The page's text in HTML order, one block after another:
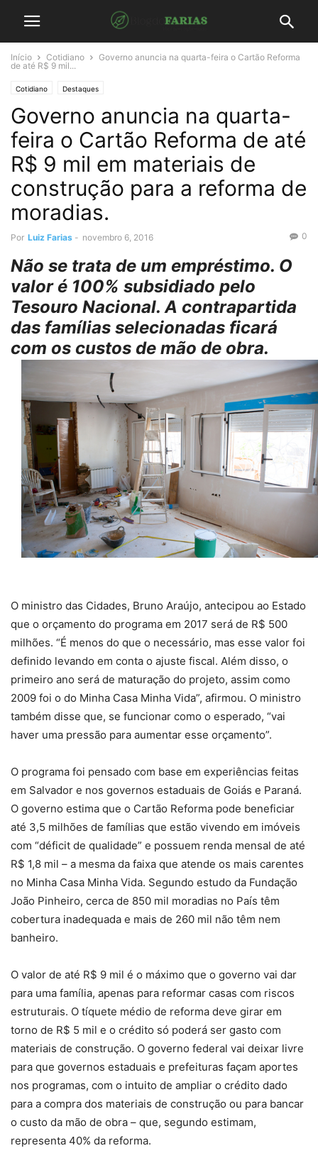
Início Cotidiano
Governo anuncia na quarta-feira o Cartão Reforma
de até R$ 9 mil...
Cotidiano Destaques
Governo anuncia na quarta-
feira o Cartão Reforma de até
R$ 9 mil em materiais de
construção para a reforma de
moradias.
Por Luiz Farias - novembro 6, 2016 0
Não se trata de um empréstimo. O
valor é 100% subsidiado pelo
Tesouro Nacional. A contrapartida
das famílias selecionadas ficará
com os custos de mão de obra.
O ministro das Cidades, Bruno Araújo, antecipou ao Estado
que o orçamento do programa em 2017 será de R$ 500
milhões. “É menos do que o necessário, mas esse valor foi
definido levando em conta o ajuste fiscal. Além disso, o
primeiro ano será de maturação do projeto, assim como
2009 foi o do Minha Casa Minha Vida”, afirmou. O ministro
também disse que, se funcionar como o esperado, “vai
haver uma pressão para aumentar esse orçamento”.
O programa foi pensado com base em experiências feitas
em Salvador e nos governos estaduais de Goiás e Paraná.
O governo estima que o Cartão Reforma pode beneficiar
até 3,5 milhões de famílias que estão vivendo em imóveis
com “déficit de qualidade” e possuem renda mensal de até
R$ 1,8 mil – a mesma da faixa que atende os mais carentes
no Minha Casa Minha Vida. Segundo estudo da Fundação
João Pinheiro, cerca de 850 mil moradias no País têm
cobertura inadequada e mais de 260 mil não têm nem
banheiro.
O valor de até R$ 9 mil é o máximo que o governo vai dar
para uma família, apenas para reformar casas com riscos
estruturais. O tíquete médio de reforma deve girar em
torno de R$ 5 mil e o crédito só poderá ser gasto com
materiais de construção. O governo federal vai deixar livre
para que governos estaduais e prefeituras façam aportes
nos programas, com o intuito de ampliar o crédito dado
para a compra dos materiais de construção ou para bancar
o custo da mão de obra – que, segundo estimam,
representa 40% da reforma.